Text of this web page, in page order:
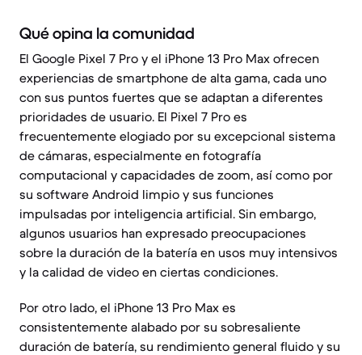
Qué opina la comunidad
El Google Pixel 7 Pro y el iPhone 13 Pro Max ofrecen
experiencias de smartphone de alta gama, cada uno
con sus puntos fuertes que se adaptan a diferentes
prioridades de usuario. El Pixel 7 Pro es
frecuentemente elogiado por su excepcional sistema
de cámaras, especialmente en fotografía
computacional y capacidades de zoom, así como por
su software Android limpio y sus funciones
impulsadas por inteligencia artificial. Sin embargo,
algunos usuarios han expresado preocupaciones
sobre la duración de la batería en usos muy intensivos
y la calidad de video en ciertas condiciones.
Por otro lado, el iPhone 13 Pro Max es
consistentemente alabado por su sobresaliente
duración de batería, su rendimiento general fluido y su